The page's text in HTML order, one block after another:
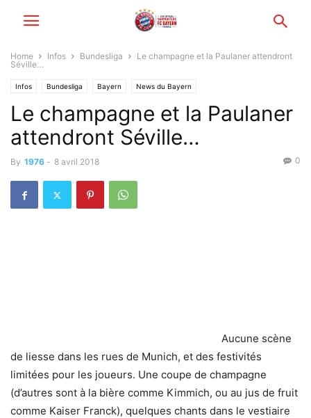
Home Infos Bundesliga
Le champagne et la Paulaner attendront
Séville…
Infos Bundesliga Bayern News du Bayern
Le champagne et la Paulaner
attendront Séville…
By 1976 - 8 avril 2018 0
Aucune scène
de liesse dans les rues de Munich, et des festivités
limitées pour les joueurs. Une coupe de champagne
(d’autres sont à la bière comme Kimmich, ou au jus de fruit
comme Kaiser Franck), quelques chants dans le vestiaire